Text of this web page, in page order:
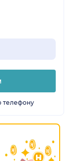
телефону